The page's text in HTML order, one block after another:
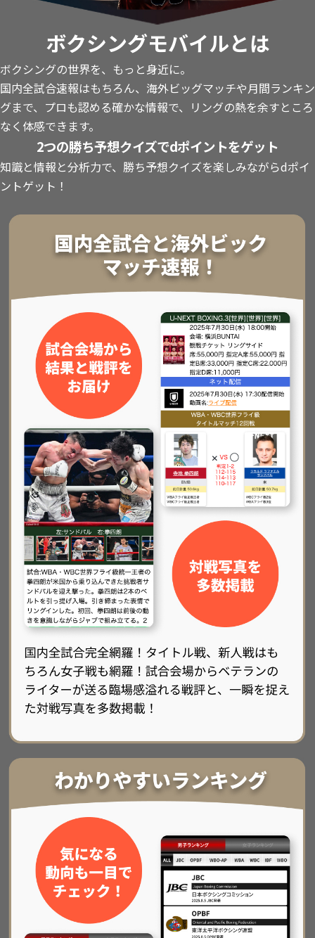
ボクシングモバイルとは
ボクシングの世界を、もっと身近に。
国内全試合速報はもちろん、海外ビッグマッチや月間ランキン
グまで、プロも認める確かな情報で、リングの熱を余すところ
なく体感できます。
2つの勝ち予想クイズでdポイントをゲット
知識と情報と分析力で、勝ち予想クイズを楽しみながらdポイ
ントゲット！